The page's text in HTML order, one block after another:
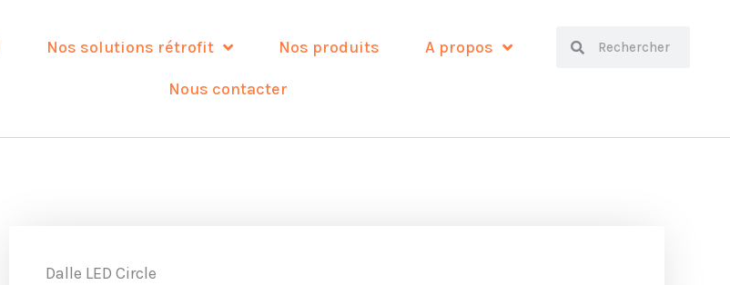
Nos solutions rétrofit Nos produits A propos
Nous contacter
Search
Dalle LED Circle